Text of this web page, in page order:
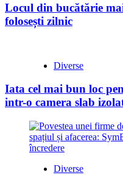
Locul din bucătărie
folosești zilnic
Diverse
Iata cel mai bun loc
intr-o camera slab
Diverse